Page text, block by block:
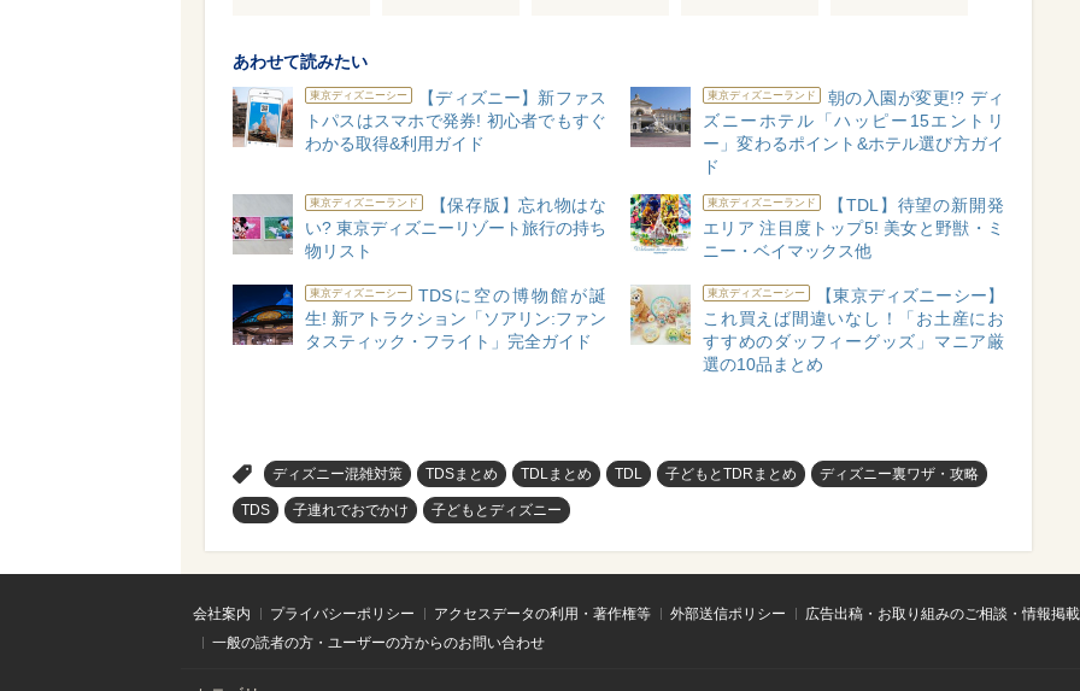
あわせて読みたい
東京ディズニーシー
【ディズニー】新ファス
トパスはスマホで発券! 初心者でもすぐ
わかる取得&利用ガイド
東京ディズニーランド
朝の入園が変更!? ディ
ズニーホテル「ハッピー15エントリ
ー」変わるポイント&ホテル選び方ガイ
ド
東京ディズニーランド
【保存版】忘れ物はな
い? 東京ディズニーリゾート旅行の持ち
物リスト
東京ディズニーランド
【TDL】待望の新開発
エリア 注目度トップ5! 美女と野獣・ミ
ニー・ベイマックス他
東京ディズニーシー
TDSに空の博物館が誕
生! 新アトラクション「ソアリン:ファン
タスティック・フライト」完全ガイド
東京ディズニーシー
【東京ディズニーシー】
これ買えば間違いなし！「お土産にお
すすめのダッフィーグッズ」マニア厳
選の10品まとめ
ディズニー混雑対策 TDSまとめ TDLまとめ TDL 子どもとTDRまとめ ディズニー裏ワザ・攻略
TDS 子連れでおでかけ 子どもとディズニー
会社案内 プライバシーポリシー アクセスデータの利用・著作権等 外部送信ポリシー
広告出稿・お取り組みのご相談・情報掲
一般の読者の方・ユーザーの方からのお問い合わせ